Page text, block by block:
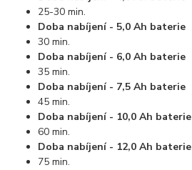
25-30 min.
Doba nabíjení - 5,0 Ah baterie
30 min.
Doba nabíjení - 6,0 Ah baterie
35 min.
Doba nabíjení - 7,5 Ah baterie
45 min.
Doba nabíjení - 10,0 Ah baterie
60 min.
Doba nabíjení - 12,0 Ah baterie
75 min.